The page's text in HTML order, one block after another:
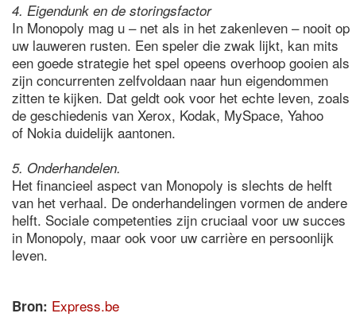
4. Eigendunk en de storingsfactor
In Monopoly mag u – net als in het zakenleven – nooit op
uw lauweren rusten. Een speler die zwak lijkt, kan mits
een goede strategie het spel opeens overhoop gooien als
zijn concurrenten zelfvoldaan naar hun eigendommen
zitten te kijken. Dat geldt ook voor het echte leven, zoals
de geschiedenis van Xerox, Kodak, MySpace, Yahoo
of Nokia duidelijk aantonen.
5. Onderhandelen.
Het financieel aspect van Monopoly is slechts de helft
van het verhaal. De onderhandelingen vormen de andere
helft. Sociale competenties zijn cruciaal voor uw succes
in Monopoly, maar ook voor uw carrière en persoonlijk
leven.
Bron: Express.be